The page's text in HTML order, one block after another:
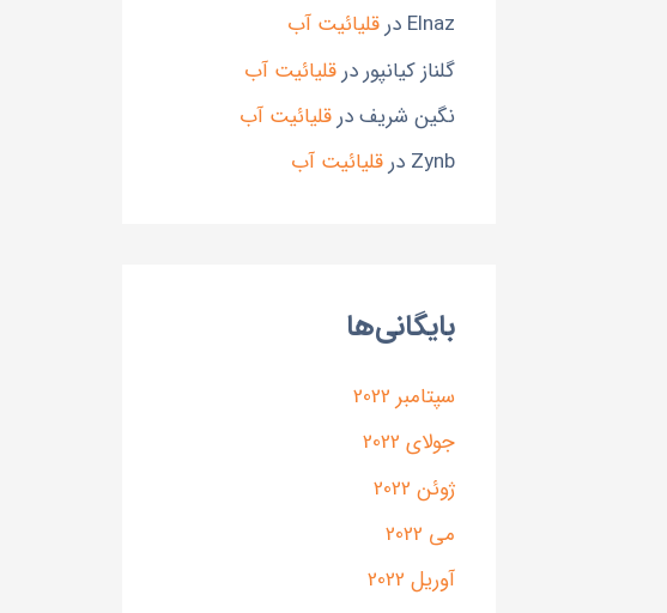
Elnaz درقلیائیت آب
گلناز کیانپوردرقلیائیت آب
نگین شریفدرقلیائیت آب
Zynb درقلیائیت آب
بایگانی‌ها
سپتامبر 2022
جولای 2022
ژوئن 2022
می 2022
آوریل 2022